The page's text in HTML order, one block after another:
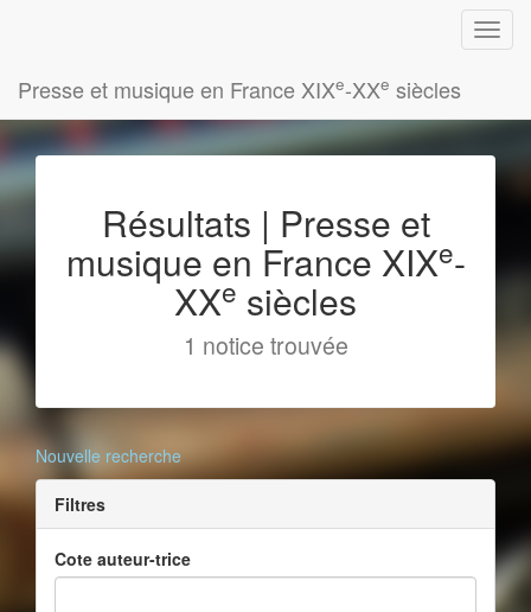
Presse et musique en France XIXe-XXe siècles
Résultats | Presse et
musique en France XIXe-
XXe siècles
1 notice trouvée
Nouvelle recherche
Filtres
Cote auteur-trice